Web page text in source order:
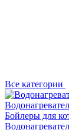
Все категории
Бойлеры для